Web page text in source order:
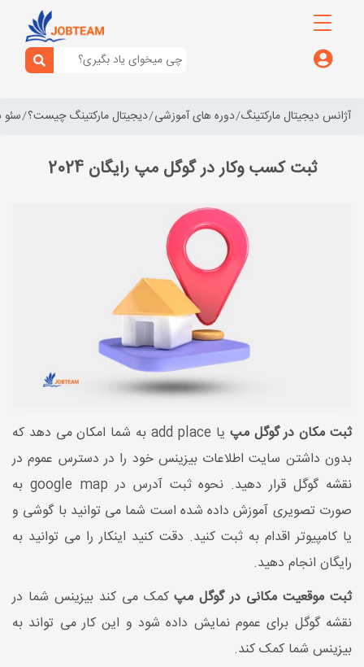
آژانس دیجیتال مارکتینگ دوره های آموزشی دیجیتال مارکتینگ چیست؟
ثبت کسب وکار در گوگل مپ رایگان 2024
ثبت مکان در گوگل مپ
یا add place به شما امکان می دهد که
بدون داشتن سایت اطلاعات بیزینس خود را در دسترس عموم در
نقشه گوگل قرار دهید. نحوه ثبت آدرس در google map به
صورت تصویری آموزش داده شده است شما می توانید با گوشی و
یا کامپیوتر اقدام به ثبت کنید. دقت کنید اینکار را می توانید به
رایگان انجام دهید.
ثبت موقعیت مکانی در گوگل مپکمک می کند بیزینس شما در
نقشه گوگل برای عموم نمایش داده شود و این کار می تواند به
بیزینس شما کمک کند.